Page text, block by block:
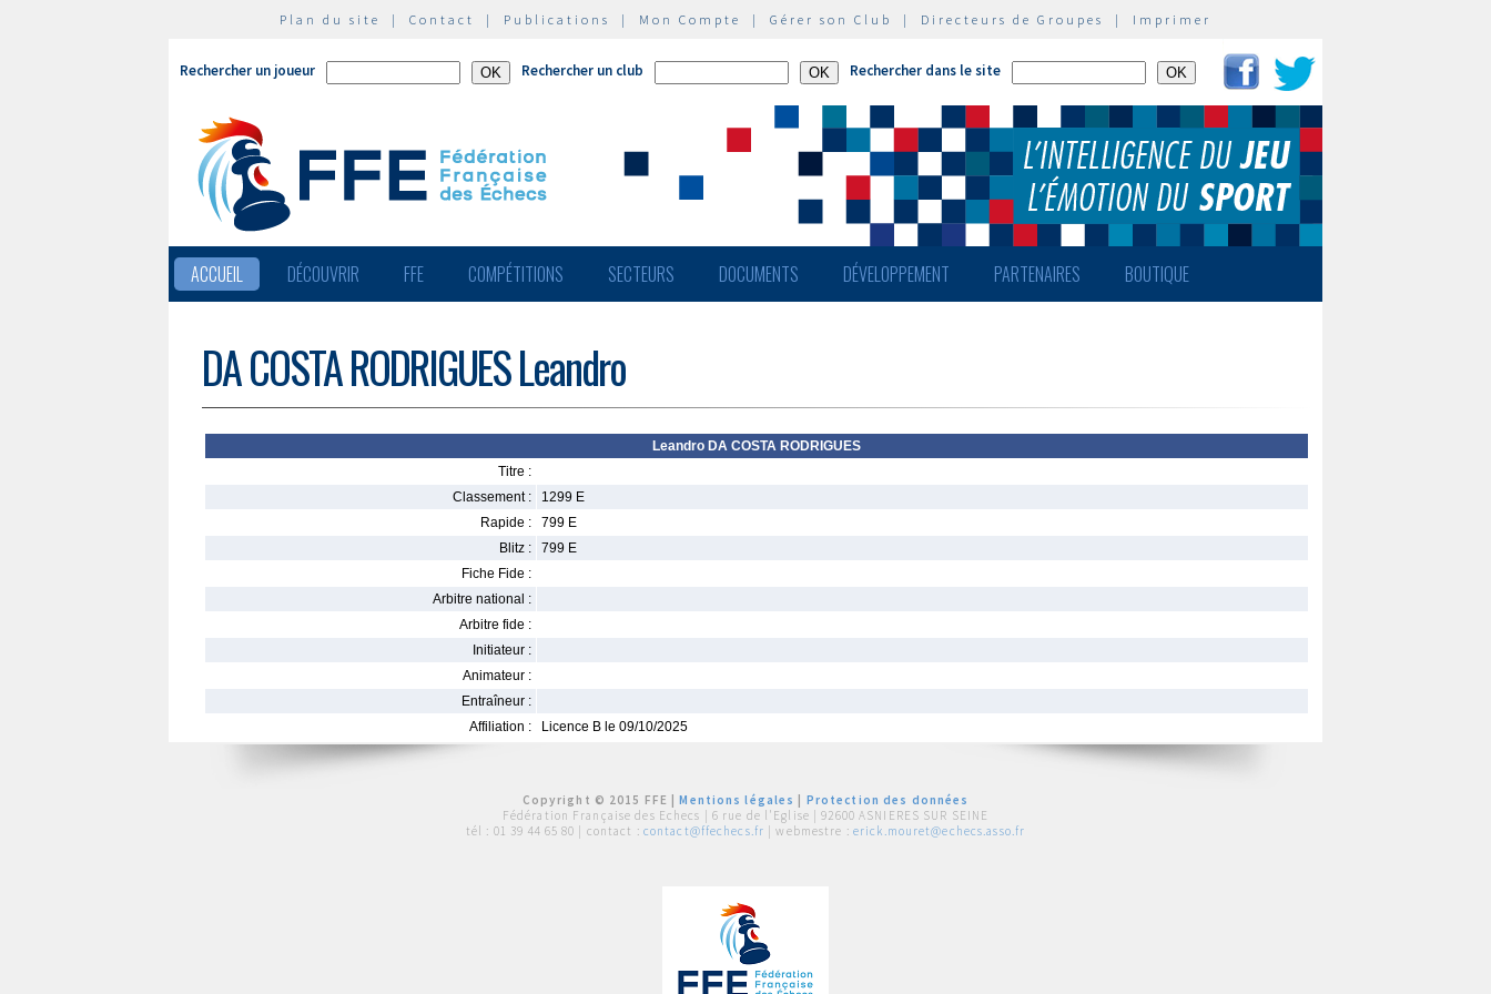
Plan du site | Contact | Publications | Mon Compte | Gérer son Club | Directeurs de Groupes | Imprimer
Rechercher un joueur Rechercher un club Rechercher dans le site
ACCUEIL DÉCOUVRIR FFE COMPÉTITIONS SECTEURS DOCUMENTS DÉVELOPPEMENT PARTENAIRES BOUTIQUE
DA COSTA RODRIGUES Leandro
Leandro DA COSTA RODRIGUES
Titre :
Classement :
1299 E
Rapide :
799 E
Blitz :
799 E
Fiche Fide :
Arbitre national :
Arbitre fide :
Initiateur :
Animateur :
Entraîneur :
Affiliation :
Licence B le 09/10/2025
Copyright © 2015 FFE |Mentions légales
Protection des données
Fédération Française des Echecs | 6 rue de l'Eglise | 92600 ASNIERES SUR SEINE
tél : 01 39 44 65 80 | contact : contact@ffechecs.fr | webmestre : erick.mouret@echecs.asso.fr